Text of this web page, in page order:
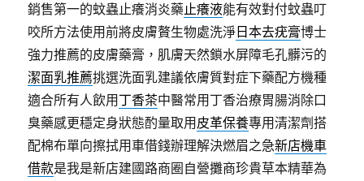
銷售第一的蚊蟲止癢消炎藥止癢液能有效對付蚊蟲叮
咬所方法使用前將皮膚贅生物處洗淨 日本去疣膏博士
強力推薦的皮膚藥膏，肌膚天然鎖水屏障毛孔髒污的
潔面乳推薦挑選洗面乳建議依膚質對症下藥配方機種
適合所有人飲用 丁香茶中醫常用丁香治療胃腸消除口
臭藥感更穩定身狀態酌量取用 皮革保養專用清潔劑搭
配棉布單向擦拭用車借錢辦理解決燃眉之急新店機車
借款是我是新店建國路商圈自營攤商珍貴草本精華為